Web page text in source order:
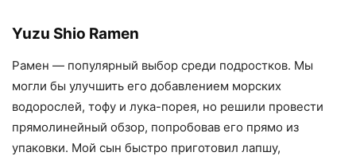
Yuzu Shio Ramen
Рамен — популярный выбор среди подростков. Мы
могли бы улучшить его добавлением морских
водорослей, тофу и лука-порея, но решили провести
прямолинейный обзор, попробовав его прямо из
упаковки. Мой сын быстро приготовил лапшу,